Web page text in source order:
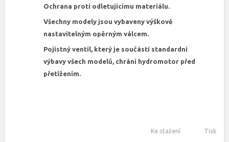
Ochrana proti odletujícímu materiálu.
Všechny modely jsou vybaveny výškově
nastavitelným opěrným válcem.
Pojistný ventil, který je součástí standardní
výbavy všech modelů, chrání hydromotor před
přetížením.
Ke stažení Tisk